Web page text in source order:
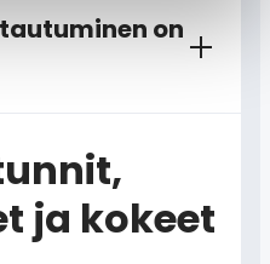
on
ja kokeet